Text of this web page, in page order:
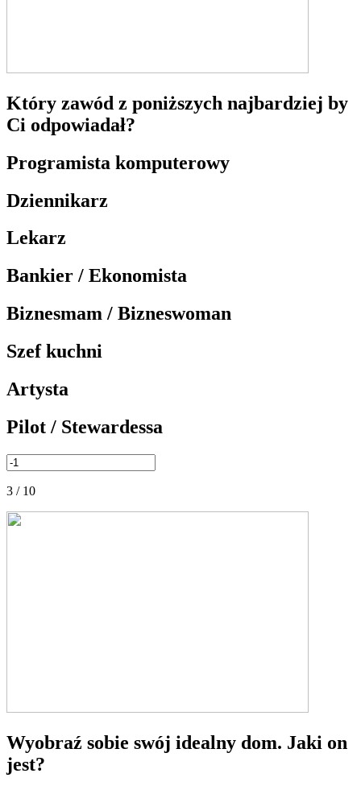
Który zawód z poniższych najbardziej by
Ci odpowiadał?
Programista komputerowy
Dziennikarz
Lekarz
Bankier / Ekonomista
Biznesmam / Bizneswoman
Szef kuchni
Artysta
Pilot / Stewardessa
3 / 10
Wyobraź sobie swój idealny dom. Jaki on
jest?